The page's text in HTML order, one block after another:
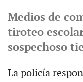
Medios de
tiroteo
sospechoso
La policía